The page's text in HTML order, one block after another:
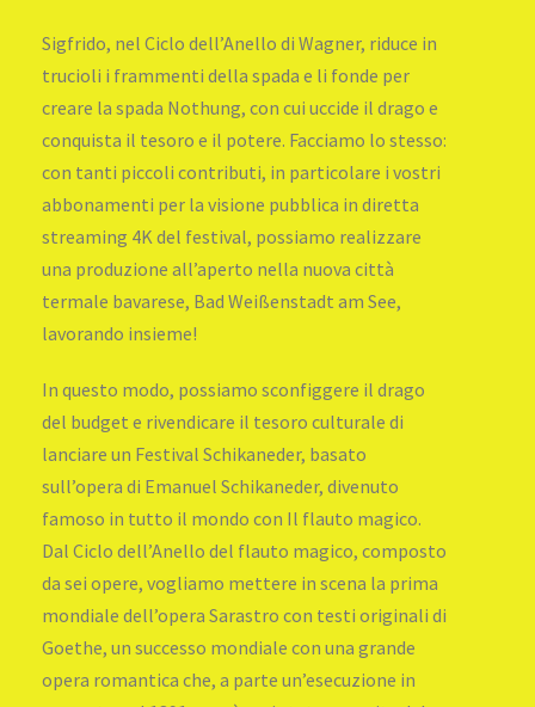
Sigfrido, nel Ciclo dell’Anello di Wagner, riduce in
trucioli i frammenti della spada e li fonde per
creare la spada Nothung, con cui uccide il drago e
conquista il tesoro e il potere. Facciamo lo stesso:
con tanti piccoli contributi, in particolare i vostri
abbonamenti per la visione pubblica in diretta
streaming 4K del festival, possiamo realizzare
una produzione all’aperto nella nuova città
termale bavarese, Bad Weißenstadt am See,
lavorando insieme!
In questo modo, possiamo sconfiggere il drago
del budget e rivendicare il tesoro culturale di
lanciare un Festival Schikaneder, basato
sull’opera di Emanuel Schikaneder, divenuto
famoso in tutto il mondo con Il flauto magico.
Dal Ciclo dell’Anello del flauto magico, composto
da sei opere, vogliamo mettere in scena la prima
mondiale dell’opera Sarastro con testi originali di
Goethe, un successo mondiale con una grande
opera romantica che, a parte un’esecuzione in